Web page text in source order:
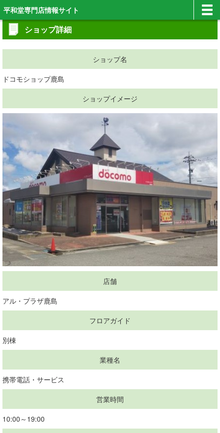
平和堂専門店情報サイト
ショップ詳細
ショップ名
ドコモショップ鹿島
ショップイメージ
店舗
アル・プラザ鹿島
フロアガイド
別棟
業種名
携帯電話・サービス
営業時間
10:00～19:00